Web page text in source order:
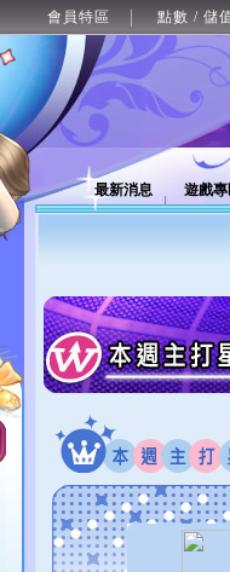
會員特區 點數 / 儲
最新消息 遊戲